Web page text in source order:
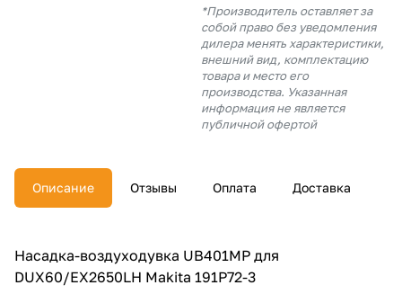
*Производитель оставляет за
собой право без уведомления
дилера менять характеристики,
внешний вид, комплектацию
товара и место его
производства. Указанная
информация не является
публичной офертой
Описание Отзывы Оплата Доставка
Насадка-воздуходувка UB401MP для
DUX60/EX2650LH Makita 191P72-3
25
Остались вопросы?
8 800 302-02-51
plait.ru